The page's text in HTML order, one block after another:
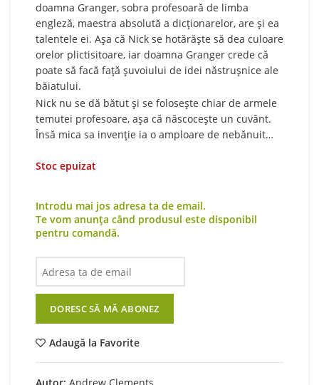
doamna Granger, sobra profesoară de limba
engleză, maestra absolută a dicţionarelor, are şi ea
talentele ei. Aşa că Nick se hotărăşte să dea culoare
orelor plictisitoare, iar doamna Granger crede că
poate să facă faţă şuvoiului de idei năstruşnice ale
băiatului.
Nick nu se dă bătut şi se foloseşte chiar de armele
temutei profesoare, aşa că născoceşte un cuvânt.
Însă mica sa invenţie ia o amploare de nebănuit…
Stoc epuizat
Introdu mai jos adresa ta de email.
Te vom anunța când produsul este disponibil
pentru comandă.
DORESC SĂ MĂ ABONEZ
Adaugă la Favorite